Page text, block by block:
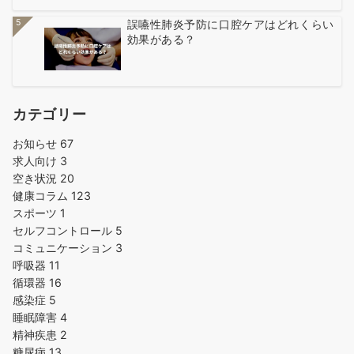
5
誤嚥性肺炎予防に口腔ケアはどれくらい
効果がある？
カテゴリー
お知らせ 67
求人向け 3
空き状況 20
健康コラム 123
スポーツ 1
セルフコントロール 5
コミュニケーション 3
呼吸器 11
循環器 16
感染症 5
睡眠障害 4
精神疾患 2